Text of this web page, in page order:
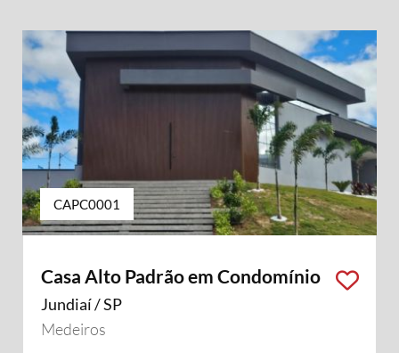
CAPC0001
Casa Alto Padrão em Condomínio
Jundiaí / SP
Medeiros